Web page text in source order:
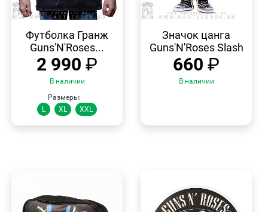
ПРОСМОТР
Футболка Гранж
Guns'N'Roses...
2 990 ₽
В наличии
Размеры:
L
XL XXL
Значок цанга
Guns'N'Roses Slash
660 ₽
В наличии